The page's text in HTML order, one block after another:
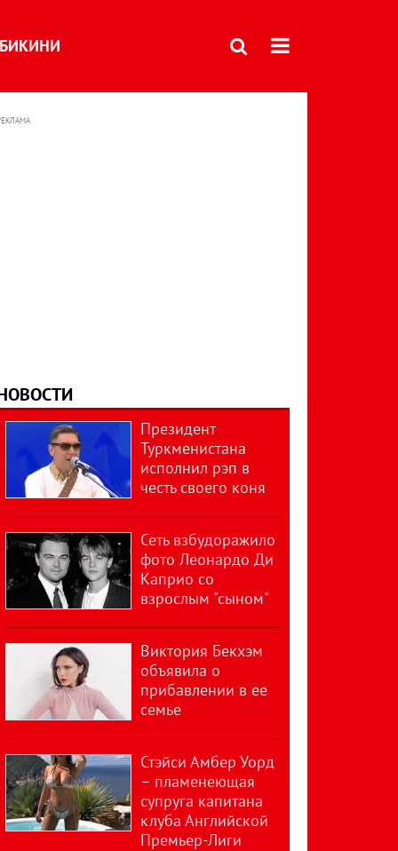
БИКИНИ
Президент
Туркменистана
исполнил рэп в
честь своего коня
Сеть взбудоражило
фото Леонардо Ди
Каприо со
взрослым "сыном"
Виктория Бекхэм
объявила о
прибавлении в ее
семье
Стэйси Амбер Уорд
– пламенеющая
супруга капитана
клуба Английской
Премьер-Лиги